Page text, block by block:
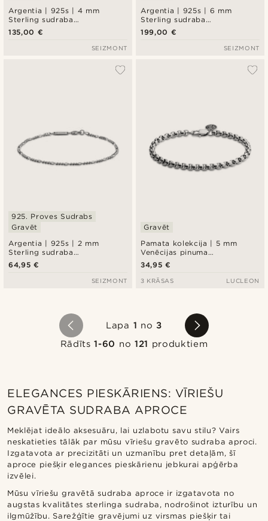
Argentia | 925s | 4 mm
Sterling sudraba
rokassprādze ar rodija
pārklājumu, skujiņas pinums
135,00 €
SEIZMONT
Argentia | 925s | 6 mm
Sterling sudraba
rokassprādze ar rodija
pārklājumu
199,00 €
SEIZMONT
Argentia | 925s | 2 mm
Sterling sudraba
rokassprādze ar rodija
pārklājumu Figaro
925. Proves Sudrabs
Gravēt
64,95 €
SEIZMONT
Pamata kolekcija | 5 mm
Venēcijas pinuma
rokassprādze sudraba krāsā,
izliekti posmiņi
Gravēt
34,95 €
3 KRĀSAS LUCLEON
Lapa 1 no3
Rādīts1-60 no121 produktiem
ELEGANCES PIESKĀRIENS: VĪRIEŠU
GRAVĒTA SUDRABA APROCE
Meklējat ideālo aksesuāru, lai uzlabotu savu stilu? Vairs
neskatieties tālāk par mūsu vīriešu gravēto sudraba aproci.
Izgatavota ar precizitāti un uzmanību pret detaļām, šī
aproce piešķir elegances pieskārienu jebkurai apģērba
izvēlei.
Mūsu vīriešu gravētā sudraba aproce ir izgatavota no
augstas kvalitātes sterlinga sudraba, nodrošinot izturību un
ilgmūžību. Sarežģītie gravējumi uz virsmas piešķir tai